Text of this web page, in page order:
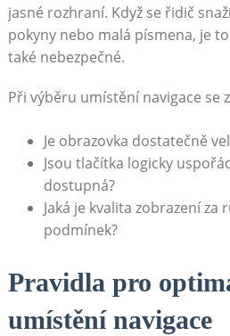
jasné rozhraní. Když se řidič
pokyny nebo malá písmena, je
také ⁤nebezpečné.
Při výběru umístění navigace se
Je obrazovka dostatečně
Jsou‍ tlačítka ‍logicky
dostupná?
Jaká je kvalita zobrazení za
podmínek?
Pravidla pro
umístění navigace